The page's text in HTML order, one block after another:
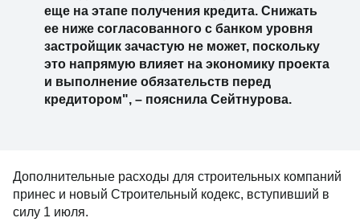
еще на этапе получения кредита. Снижать
ее ниже согласованного с банком уровня
застройщик зачастую не может, поскольку
это напрямую влияет на экономику проекта
и выполнение обязательств перед
кредитором", – пояснила Сейтнурова.
Дополнительные расходы для строительных компаний
принес и новый Строительный кодекс, вступивший в
силу 1 июля.